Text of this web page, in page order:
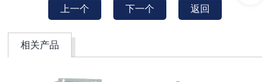
上一个 下一个 返回
相关产品